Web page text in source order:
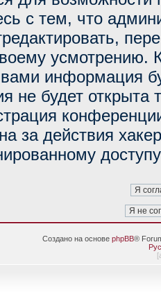
с тем, что
усмотрению.
информация
не будет открыта
за действия
Создано на основе phpBB®
[